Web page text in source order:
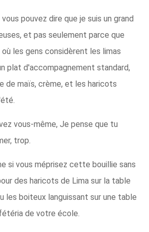
pouvez dire que je suis un grand
et pas seulement parce que
les gens considèrent les limas
plat d'accompagnement standard,
de maïs, crème, et les haricots
vous-même, Je pense que tu
trop.
si vous méprisez cette bouillie sans
des haricots de Lima sur la table
les boiteux languissant sur une table
de votre école.